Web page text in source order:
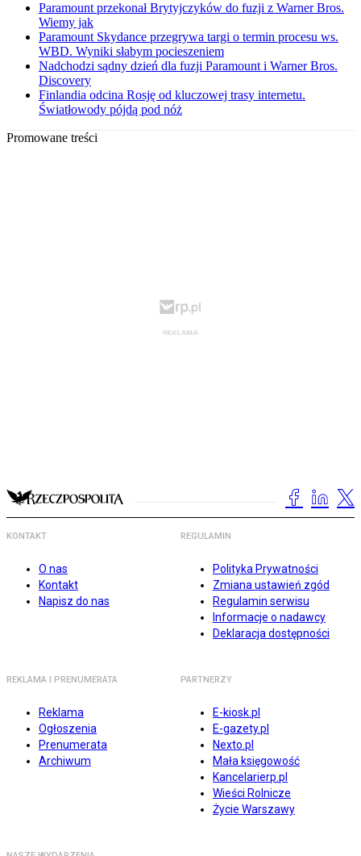
Paramount przekonał Brytyjczyków do fuzji z Warner Bros.
Wiemy jak
Paramount Skydance przegrywa targi o termin procesu ws.
WBD. Wyniki słabym pocieszeniem
Nadchodzi sądny dzień dla fuzji Paramount i Warner Bros.
Discovery
Finlandia odcina Rosję od kluczowej trasy internetu.
Światłowody pójdą pod nóż
Promowane treści
KONTAKT
O nas
Kontakt
Napisz do nas
REGULAMIN
Polityka Prywatności
Zmiana ustawień zgód
Regulamin serwisu
Informacje o nadawcy
Deklaracja dostępności
REKLAMA I PRENUMERATA
Reklama
Ogłoszenia
Prenumerata
Archiwum
PARTNERZY
E-kiosk.pl
E-gazety.pl
Nexto.pl
Mała księgowość
Kancelarierp.pl
Wieści Rolnicze
Życie Warszawy